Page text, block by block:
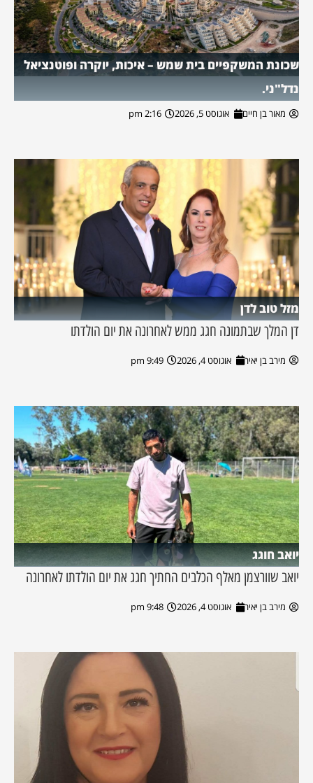
שכונת המשקפיים בית שמש – איכות, יוקרה ופוטנציאל
נדל"ני.
מאור בן חיים אוגוסט 5, 2026 2:16 pm
מזל טוב לדן
דן המלך שבתמונה חגג ממש לאחרונה את יום הולדתו
מירב בן יאיר אוגוסט 4, 2026 9:49 pm
יואב חוגג
יואב שוורצמן מאלף הכלבים החתיך חגג את יום הולדתו לאחרונה
מירב בן יאיר אוגוסט 4, 2026 9:48 pm